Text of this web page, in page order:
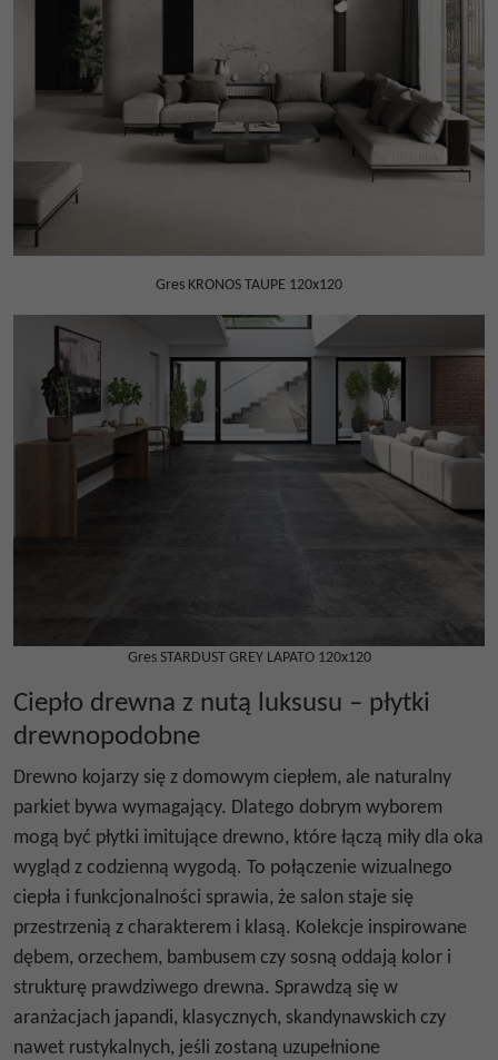
Gres KRONOS TAUPE 120x120
Gres STARDUST GREY LAPATO 120x120
Ciepło drewna z nutą luksusu – płytki
drewnopodobne
Drewno kojarzy się z domowym ciepłem, ale naturalny
parkiet bywa wymagający. Dlatego dobrym wyborem
mogą być płytki imitujące drewno, które łączą miły dla oka
wygląd z codzienną wygodą. To połączenie wizualnego
ciepła i funkcjonalności sprawia, że salon staje się
przestrzenią z charakterem i klasą. Kolekcje inspirowane
dębem, orzechem, bambusem czy sosną oddają kolor i
strukturę prawdziwego drewna. Sprawdzą się w
aranżacjach japandi, klasycznych, skandynawskich czy
nawet rustykalnych, jeśli zostaną uzupełnione